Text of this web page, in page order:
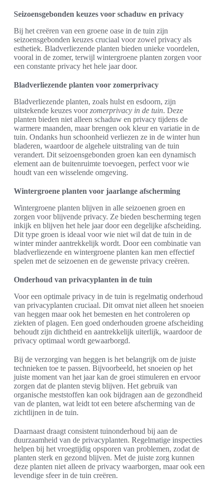
Seizoensgebonden keuzes voor schaduw en privacy
Bij het creëren van een groene oase in de tuin zijn
seizoensgebonden keuzes cruciaal voor zowel privacy als
esthetiek. Bladverliezende planten bieden unieke voordelen,
vooral in de zomer, terwijl wintergroene planten zorgen voor
een constante privacy het hele jaar door.
Bladverliezende planten voor zomerprivacy
Bladverliezende planten, zoals hulst en esdoorn, zijn
uitstekende keuzes voorzomerprivacy in de tuin. Deze
planten bieden niet alleen schaduw en privacy tijdens de
warmere maanden, maar brengen ook kleur en variatie in de
tuin. Ondanks hun schoonheid verliezen ze in de winter hun
bladeren, waardoor de algehele uitstraling van de tuin
verandert. Dit seizoensgebonden groen kan een dynamisch
element aan de buitenruimte toevoegen, perfect voor wie
houdt van een wisselende omgeving.
Wintergroene planten voor jaarlange afscherming
Wintergroene planten blijven in alle seizoenen groen en
zorgen voor blijvende privacy. Ze bieden bescherming tegen
inkijk en blijven het hele jaar door een degelijke afscheiding.
Dit type groen is ideaal voor wie niet wil dat de tuin in de
winter minder aantrekkelijk wordt. Door een combinatie van
bladverliezende en wintergroene planten kan men effectief
spelen met de seizoenen en de gewenste privacy creëren.
Onderhoud van privacyplanten in de tuin
Voor een optimale privacy in de tuin is regelmatig onderhoud
van privacyplanten cruciaal. Dit omvat niet alleen het snoeien
van heggen maar ook het bemesten en het controleren op
ziekten of plagen. Een goed onderhouden groene afscheiding
behoudt zijn dichtheid en aantrekkelijk uiterlijk, waardoor de
privacy optimaal wordt gewaarborgd.
Bij de verzorging van heggen is het belangrijk om de juiste
technieken toe te passen. Bijvoorbeeld, het snoeien op het
juiste moment van het jaar kan de groei stimuleren en ervoor
zorgen dat de planten stevig blijven. Het gebruik van
organische meststoffen kan ook bijdragen aan de gezondheid
van de planten, wat leidt tot een betere afscherming van de
zichtlijnen in de tuin.
Daarnaast draagt consistent tuinonderhoud bij aan de
duurzaamheid van de privacyplanten. Regelmatige inspecties
helpen bij het vroegtijdig opsporen van problemen, zodat de
planten sterk en gezond blijven. Met de juiste zorg kunnen
deze planten niet alleen de privacy waarborgen, maar ook een
levendige sfeer in de tuin creëren.